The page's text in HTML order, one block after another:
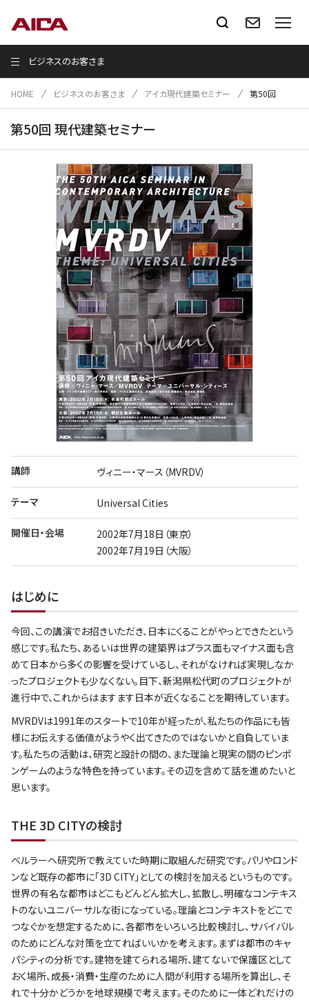
ビジネスのお客さま
HOME ビジネスのお客さま アイカ現代建築セミナー 第50回
第50回 現代建築セミナー
講師 ヴィニー・マース（MVRDV）
テーマ Universal Cities
開催日・会場
2002年7月18日（東京）
2002年7月19日（大阪）
はじめに
今回、この講演でお招きいただき、日本にくることがやっとできたという
感じです。私たち、あるいは世界の建築界はプラス面もマイナス面も含
めて日本から多くの影響を受けているし、それがなければ実現しなか
ったプロジェクトも少なくない。目下、新潟県松代町のプロジェクトが
進行中で、これからはますます日本が近くなることを期待しています。
MVRDVは1991年のスタートで10年が経ったが、私たちの作品にも皆
様にお伝えする価値がようやく出てきたのではないかと自負していま
す。私たちの活動は、研究と設計の間の、また理論と現実の間のピンポ
ンゲームのような特色を持っています。その辺を含めて話を進めたいと
思います。
THE 3D CITYの検討
ベルラーヘ研究所で教えていた時期に取組んだ研究です。パリやロンド
ンなど既存の都市に「3D CITY」としての検討を加えるというものです。
世界の有名な都市はどこもどんどん拡大し、拡散し、明確なコンテキス
トのないユニバーサルな街になっている。理論とコンテキストをどこで
つなぐかを想定するために、各都市をいろいろ比較検討し、サバイバル
のためにどんな対策を立てればいいかを考えます。まずは都市のキャ
パシティの分析です。建物を建てられる場所、建てないで保護区として
おく場所、成長・消費・生産のために人間が利用する場所を算出し、そ
れで十分かどうかを地球規模で考えます。そのために一体どれだけの